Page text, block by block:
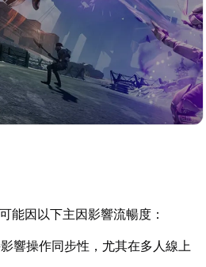
能因以下主因影響流暢度：
響操作同步性，尤其在多人線上